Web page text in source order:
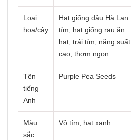
Loại
hoa/cây
Hạt giống đậu Hà Lan
tím, hạt giống rau ăn
hạt, trái tím, năng suất
cao, thơm ngon
Tên
tiếng
Anh
Purple Pea Seeds
Màu
sắc
Vỏ tím, hạt xanh